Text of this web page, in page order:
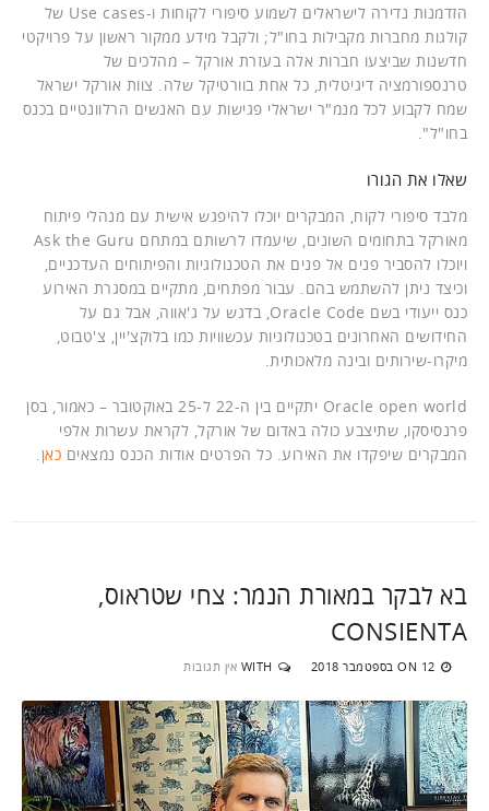
הזדמנות נדירה לישראלים לשמוע סיפורי לקוחות ו-Use cases של
קולגות מחברות מקבילות בחו"ל; ולקבל מידע ממקור ראשון על פרויקטי
חדשנות שביצעו חברות אלה בעזרת אורקל – מהלכים של
טרנספורמציה דיגיטלית, כל אחת בוורטיקל שלה. צוות אורקל ישראל
שמח לקבוע לכל מנמ"ר ישראלי פגישות עם האנשים הרלוונטיים בכנס
בחו"ל".
שאלו את הגורו
מלבד סיפורי לקוח, המבקרים יוכלו להיפגש אישית עם מנהלי פיתוח
מאורקל בתחומים השונים, שיעמדו לרשותם במתחם Ask the Guru
ויוכלו להסביר פנים אל פנים את הטכנולוגיות והפיתוחים העדכניים,
וכיצד ניתן להשתמש בהם. עבור מפתחים, מתקיים במסגרת האירוע
כנס ייעודי בשם Oracle Code, בדגש על ג'אווה, אבל גם על
החידושים האחרונים בטכנולוגיות עכשוויות כמו בלוקצ'יין, צ'טבוט,
מיקרו-שירותים ובינה מלאכותית.
Oracle open world יתקיים בין ה-22 ל-25 באוקטובר – כאמור, בסן
פרנסיסקו, שתיצבע כולה באדום של אורקל, לקראת עשרות אלפי
המבקרים שיפקדו את האירוע. כל הפרטים אודות הכנס נמצאים כאן
בא לבקר במאורת הנמר: צחי שטראוס,
CONSIENTA
ON 12 בספטמבר 2018 WITH אין תגובות